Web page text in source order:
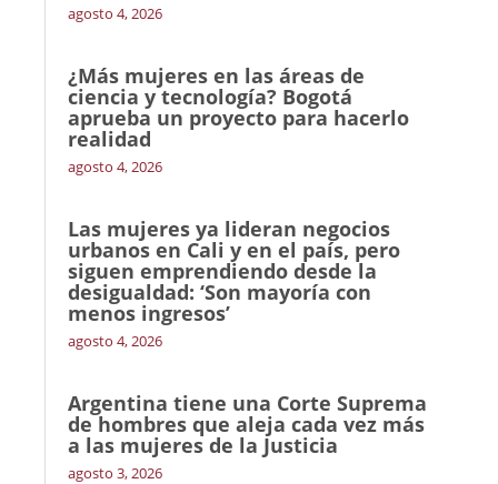
agosto 4, 2026
¿Más mujeres en las áreas de
ciencia y tecnología? Bogotá
aprueba un proyecto para hacerlo
realidad
agosto 4, 2026
Las mujeres ya lideran negocios
urbanos en Cali y en el país, pero
siguen emprendiendo desde la
desigualdad: ‘Son mayoría con
menos ingresos’
agosto 4, 2026
Argentina tiene una Corte Suprema
de hombres que aleja cada vez más
a las mujeres de la Justicia
agosto 3, 2026